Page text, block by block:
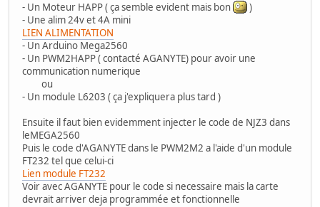
- Un Moteur HAPP ( ça semble evident mais bon
)
- Une alim 24v et 4A mini
LIEN ALIMENTATION
- Un Arduino Mega2560
- Un PWM2HAPP ( contacté AGANYTE) pour avoir une
communication numerique
ou
- Un module L6203 ( ça j'expliquera plus tard )
Ensuite il faut bien evidemment injecter le code de NJZ3 dans
leMEGA2560
Puis le code d'AGANYTE dans le PWM2M2 a l'aide d'un module
FT232 tel que celui-ci
Lien module FT232
Voir avec AGANYTE pour le code si necessaire mais la carte
devrait arriver deja programmée et fonctionnelle